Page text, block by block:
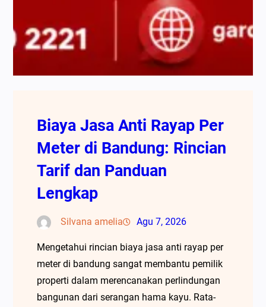
Biaya Jasa Anti Rayap Per
Meter di Bandung: Rincian
Tarif dan Panduan
Lengkap
Silvana amelia Agu 7, 2026
Mengetahui rincian biaya jasa anti rayap per
meter di bandung sangat membantu pemilik
properti dalam merencanakan perlindungan
bangunan dari serangan hama kayu. Rata-